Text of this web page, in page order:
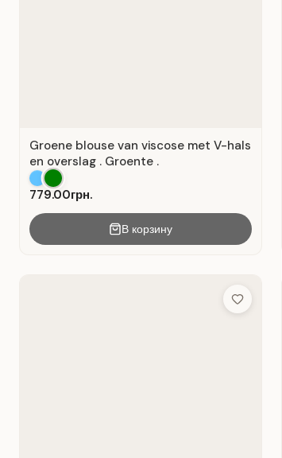
Groene blouse van viscose met V-hals
en overslag . Groente .
779.00грн.
В корзину
Add to